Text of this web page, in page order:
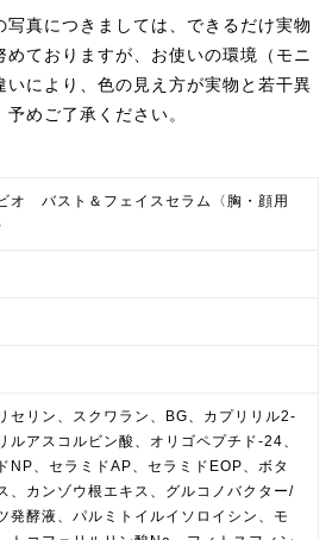
真につきましては、できるだけ実物
ておりますが、お使いの環境（モニ
いにより、色の見え方が実物と若干異
めご了承ください。
オ バスト＆フェイスセラム〈胸・顔用
セリン、スクワラン、BG、カプリリル2-
ルアスコルビン酸、オリゴペプチド-24、
NP、セラミドAP、セラミドEOP、ボタ
、カンゾウ根エキス、グルコノバクター/
発酵液、パルミトイルイソロイシン、モ